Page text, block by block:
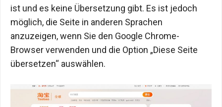
ist und es keine Übersetzung gibt. Es ist jedoch
möglich, die Seite in anderen Sprachen
anzuzeigen, wenn Sie den Google Chrome-
Browser verwenden und die Option „Diese Seite
übersetzen“ auswählen.